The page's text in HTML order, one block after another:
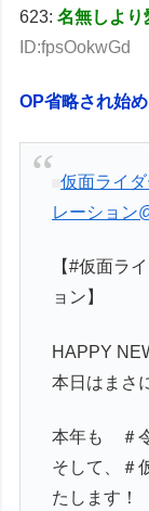
623:名無しより
ID:fpsOokwGd
OP省略され始
仮面ライ
レーション
【#仮面ラ
ョン】
HAPPY
本日はまさ
本年も ＃
そして、＃
たします！